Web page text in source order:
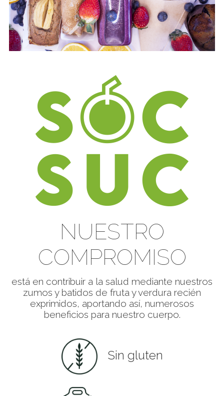
NUESTRO
COMPROMISO
está en contribuir a la salud mediante nuestros
zumos y batidos de fruta y verdura recién
exprimidos, aportando así, numerosos
beneficios para nuestro cuerpo.
Sin gluten